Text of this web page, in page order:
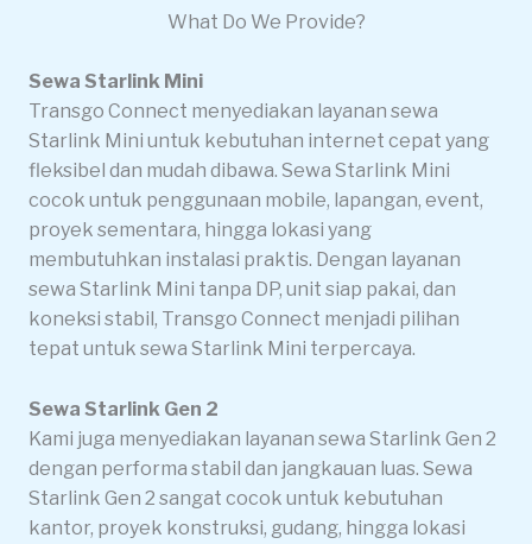
What Do We Provide?
Sewa Starlink Mini
Transgo Connect menyediakan layanan sewa
Starlink Mini untuk kebutuhan internet cepat yang
fleksibel dan mudah dibawa. Sewa Starlink Mini
cocok untuk penggunaan mobile, lapangan, event,
proyek sementara, hingga lokasi yang
membutuhkan instalasi praktis. Dengan layanan
sewa Starlink Mini tanpa DP, unit siap pakai, dan
koneksi stabil, Transgo Connect menjadi pilihan
tepat untuk sewa Starlink Mini terpercaya.
Sewa Starlink Gen 2
Kami juga menyediakan layanan sewa Starlink Gen 2
dengan performa stabil dan jangkauan luas. Sewa
Starlink Gen 2 sangat cocok untuk kebutuhan
kantor, proyek konstruksi, gudang, hingga lokasi